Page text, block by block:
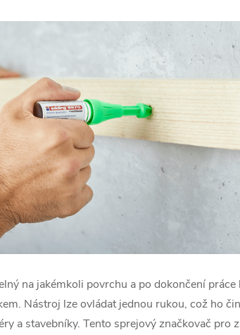
na jakémkoli povrchu a po dokončení práce
Nástroj lze ovládat jednou rukou, což ho
a stavebníky. Tento sprejový značkovač pro